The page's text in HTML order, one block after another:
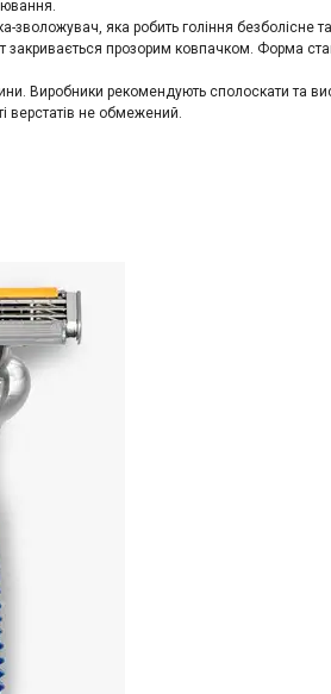
зволожувач, яка робить гоління безболісне
закривається прозорим ковпачком. Форма
Виробники рекомендують сполоскати та
верстатів не обмежений.